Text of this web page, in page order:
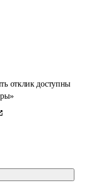
отклик доступны